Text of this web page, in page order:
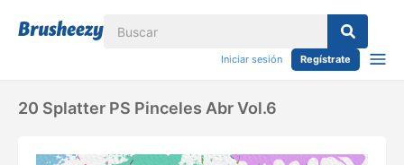
Iniciar sesión Regístrate
20 Splatter PS Pinceles Abr Vol.6